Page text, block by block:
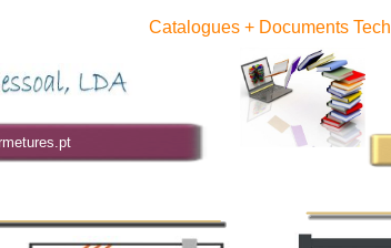
Catalogues + Documents